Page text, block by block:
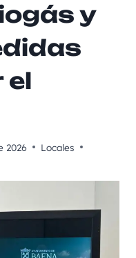
y
el
2026
Locales